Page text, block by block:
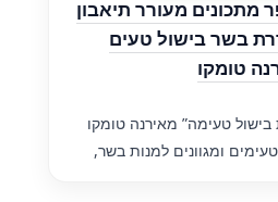
מתכונים מעורר תיאבון
בשר בישול טעים
טומקו
טעימה” מאירנה טומקו
ומגוונים למנות בשר,